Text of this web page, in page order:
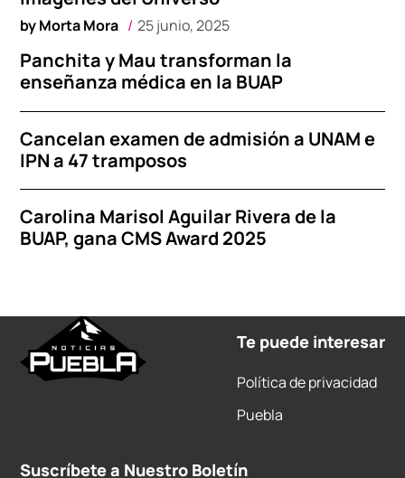
byMorta Mora 25 junio, 2025
Panchita y Mau transforman la
enseñanza médica en la BUAP
Cancelan examen de admisión a UNAM e
IPN a 47 tramposos
Carolina Marisol Aguilar Rivera de la
BUAP, gana CMS Award 2025
Te puede interesar
Política de privacidad
Puebla
Suscríbete a Nuestro Boletín